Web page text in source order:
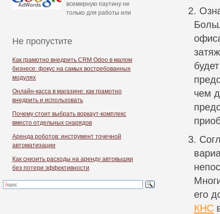
всемирную паутину не
только для работы или
Не пропустите
Как грамотно внедрить CRM Odoo в малом
бизнесе: фокус на самых востребованных
модулях
Онлайн-касса в магазине: как грамотно
внедрить и использовать
Почему стоит выбрать воркаут-комплекс
вместо отдельных снарядов
Аренда роботов: инструмент точечной
автоматизации
Как снизить расходы на аренду автовышки
без потери эффективности
чем
его
КНС